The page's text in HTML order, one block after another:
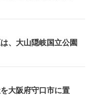
、大山隠岐国立公園
大阪府守口市に置